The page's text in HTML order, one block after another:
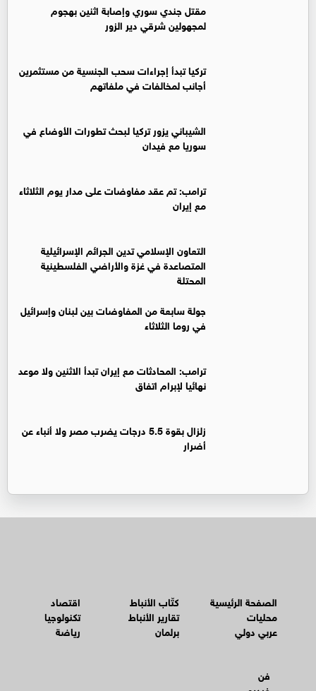
مقتل جندي سوري وإصابة اثنين بهجوم
لمجهولين شرقي دير الزور
تركيا تبدأ إجراءات سحب الجنسية من مستثمرين
أجانب لمخالفات في ملفاتهم
‏الشيباني يزور تركيا لبحث تطورات الأوضاع في
سوريا مع فيدان
ترامب: تم عقد مفاوضات على مدار يوم الثلاثاء
مع إيران
التعاون الإسلامي تدين الجرائم الإسرائيلية
المتصاعدة في غزة والأراضي الفلسطينية
المحتلة
جولة سابعة من المفاوضات بين لبنان وإسرائيل
في روما الثلاثاء
ترامب: المحادثات مع إيران تبدأ الاثنين ولا موعد
نهائيا لإبرام اتفاق
زلزال بقوة 5.5 درجات يضرب مصر ولا أنباء عن
أضرار
الصفحة الرئيسية
محليات
عربي دولي
كتّاب الأنباط
تقارير الأنباط
برلمان
اقتصاد
تكنولوجيا
رياضة
فن